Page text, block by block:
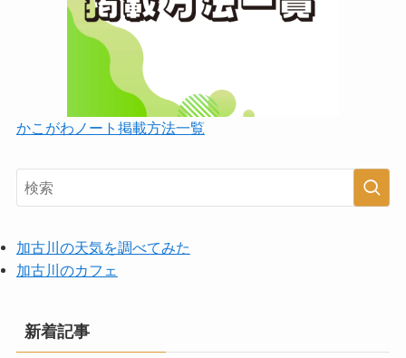
かこがわノート掲載方法一覧
加古川の天気を調べてみた
加古川のカフェ
新着記事